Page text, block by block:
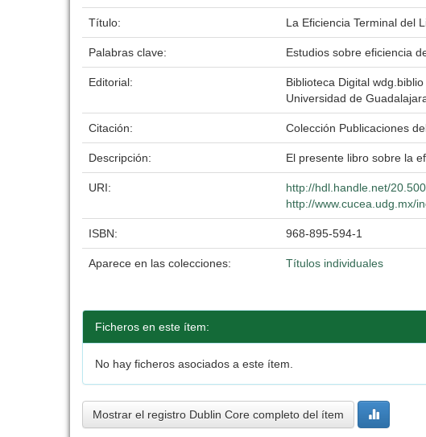
Título: La Eficiencia Terminal del
Palabras clave: Estudios sobre eficiencia
Editorial:
Biblioteca Digital wdg.biblio
Universidad de
Citación: Colección Publicaciones
Descripción: El presente libro sobre la
URI:
http://hdl.handle.net/
http://www.cucea.udg.mx/
ISBN: 968-895-594-1
Aparece en las colecciones: Títulos individuales
Ficheros en este ítem:
No hay ficheros asociados a este ítem.
Mostrar el registro Dublin Core completo del ítem